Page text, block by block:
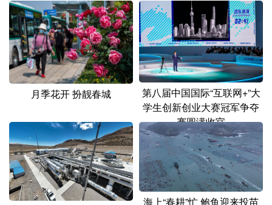
月季花开 扮靓春城
第八届中国国际“互联网+”大
学生创新创业大赛冠军争夺
赛圆满收官
海上“春耕”忙 鲍鱼迎来投苗